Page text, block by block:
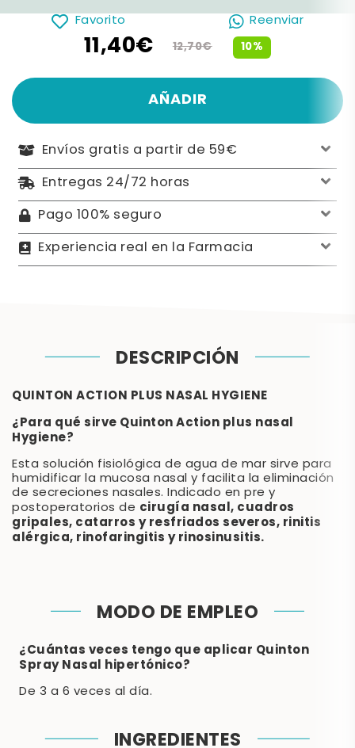
Favorito Reenviar
10%
11,40€ 12,70€
AÑADIR
Envíos gratis a partir de 59€
Entregas 24/72 horas
Pago 100% seguro
Experiencia real en la Farmacia
DESCRIPCIÓN
QUINTON ACTION PLUS NASAL HYGIENE
¿Para qué sirve Quinton Action plus nasal
Hygiene?
Esta solución fisiológica de agua de mar sirve para
humidificar la mucosa nasal y facilita la eliminación
de secreciones nasales. Indicado en pre y
postoperatorios de cirugía nasal, cuadros
gripales, catarros y resfriados severos, rinitis
alérgica, rinofaringitis y rinosinusitis.
MODO DE EMPLEO
¿Cuántas veces tengo que aplicar Quinton
Spray Nasal hipertónico?
De 3 a 6 veces al día.
INGREDIENTES